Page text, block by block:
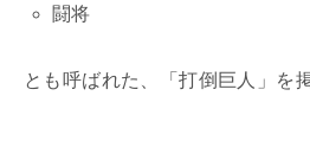
闘将
とも呼ばれた、「打倒巨人」を